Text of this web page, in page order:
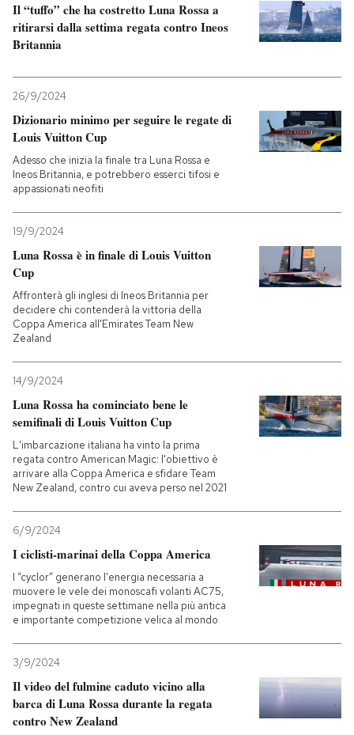
Entra
Il “tuffo” che ha costretto Luna Rossa a
ritirarsi dalla settima regata contro Ineos
Britannia
26/9/2024
Dizionario minimo per seguire le regate di
Louis Vuitton Cup
Adesso che inizia la finale tra Luna Rossa e
Ineos Britannia, e potrebbero esserci tifosi e
appassionati neofiti
19/9/2024
Luna Rossa è in finale di Louis Vuitton
Cup
Affronterà gli inglesi di Ineos Britannia per
decidere chi contenderà la vittoria della
Coppa America all'Emirates Team New
Zealand
14/9/2024
Luna Rossa ha cominciato bene le
semifinali di Louis Vuitton Cup
L'imbarcazione italiana ha vinto la prima
regata contro American Magic: l'obiettivo è
arrivare alla Coppa America e sfidare Team
New Zealand, contro cui aveva perso nel 2021
6/9/2024
I ciclisti-marinai della Coppa America
I “cyclor” generano l'energia necessaria a
muovere le vele dei monoscafi volanti AC75,
impegnati in queste settimane nella più antica
e importante competizione velica al mondo
3/9/2024
Il video del fulmine caduto vicino alla
barca di Luna Rossa durante la regata
contro New Zealand